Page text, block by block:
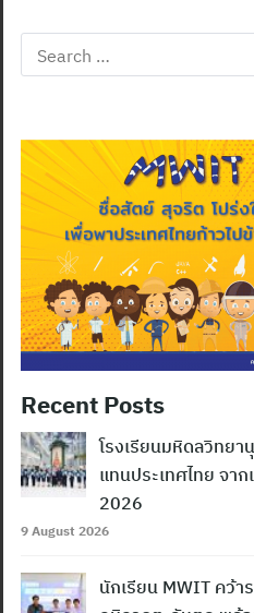
Search
for:
Recent Posts
โรงเรียนมหิดลวิทย
แทนประเทศไทย จา
2026
9 August 2026
นักเรียน MWIT คว้า